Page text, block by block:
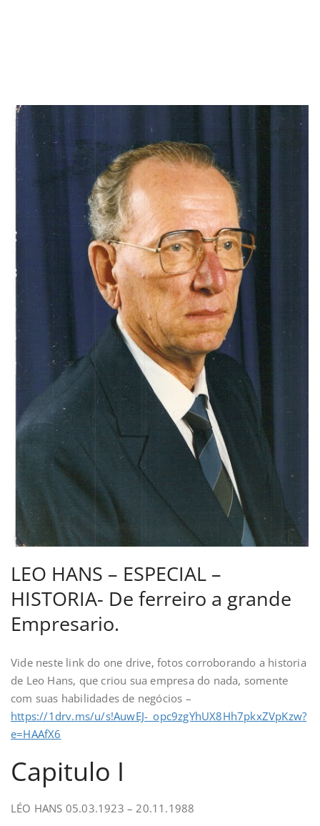
LEO HANS – ESPECIAL –
HISTORIA- De ferreiro a grande
Empresario.
Vide neste link do one drive, fotos corroborando a historia
de Leo Hans, que criou sua empresa do nada, somente
com suas habilidades de negócios –
https://1drv.ms/u/s!AuwEJ-_opc9zgYhUX8Hh7pkxZVpKzw?
e=HAAfX6
Capitulo I
LÉO HANS 05.03.1923 – 20.11.1988